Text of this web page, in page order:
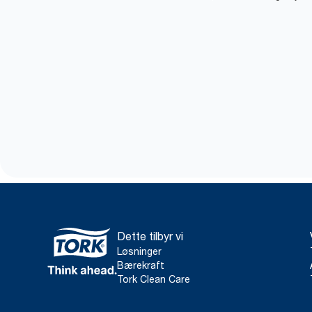
Dette tilbyr vi
Løsninger
Bærekraft
Tork Clean Care